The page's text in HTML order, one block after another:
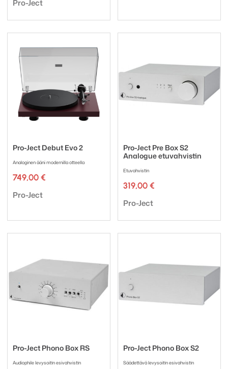
Pro-Ject
Pro-Ject Debut Evo 2
Analoginen ääni modernilla otteella
749,00 €
Tuotemerkki:
Pro-Ject
Pro-Ject Pre Box S2
Analogue etuvahvistin
Etuvahvistin
319,00 €
Tuotemerkki:
Pro-Ject
Pro-Ject Phono Box RS
Audiophile levysoitin esivahvistin
Pro-Ject Phono Box S2
Säädettävä levysoitin esivahvistin